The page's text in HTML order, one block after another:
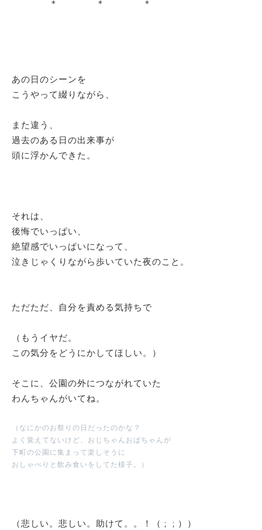
＊ ＊ ＊
あの日のシーンを
こうやって綴りながら、
また違う、
過去のある日の出来事が
頭に浮かんできた。
それは、
後悔でいっぱい、
絶望感でいっぱいになって、
泣きじゃくりながら歩いていた夜のこと。
ただただ、自分を責める気持ちで
（もうイヤだ。
この気分をどうにかしてほしい。）
そこに、公園の外につながれていた
わんちゃんがいてね。
（なにかのお祭りの日だったのかな？
よく覚えてないけど、おじちゃんおばちゃんが
下町の公園に集まって楽しそうに
おしゃべりと飲み食いをしてた様子。）
（悲しい。悲しい。助けて。。！（ ; ; ））